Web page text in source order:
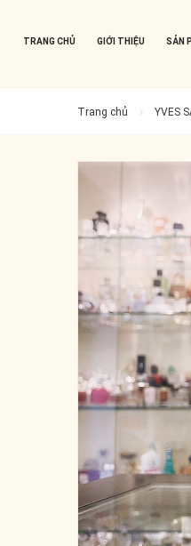
TRANG CHỦ GIỚI THIỆU SẢN
Trang chủ YVES